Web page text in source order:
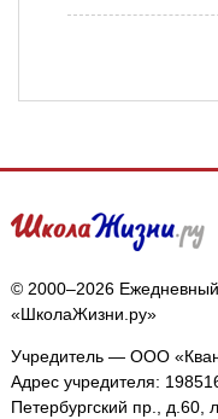
© 2000–2026
«ШколаЖизни.ру»
Учредитель — ООО
Адрес учредителя:
Петербургский пр.,